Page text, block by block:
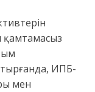
қамтамасыз
ИПБ-
мен